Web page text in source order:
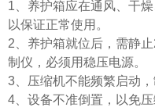
1、养护箱应在通风、干
以保证正常使用。
2、养护箱就位后，需静
制仪，必
3、压缩机不能频繁启动
4、设备不准倒置，以免